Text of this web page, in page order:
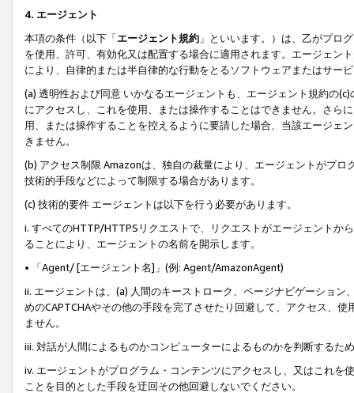
4. エージェント
本項の条件（以下「エージェント規約 」といいます。）は、乙がプロ
を使用、許可、有効化又は配置する場合に適用されます。エージェン
により、自律的または半自律的な行動をとるソフトウェアまたはサー
(a) 透明性および同意 いかなるエージェントも、エージェント規約の
にアクセスし、これを使用、または操作することはできません。さら
用、または操作することを控えるように要請した場合、当該エージェ
きません。
(b) アクセス制限 Amazonは、独自の裁量により、エージェントがプ
技術的手段などによって制限する場合があります。
(c) 技術的要件 エージェントは以下を行う必要があります。
i. すべてのHTTP/HTTPSリクエストで、リクエストがエージェントか
ることにより、エージェントの名前を開示します。
• 「Agent/ [エージェント名]」(例: Agent/AmazonAgent)
ii. エージェントは、(a) 人間のキーストローク、ページナビゲーショ
めのCAPTCHAやその他の手段を完了させたり回避して、アクセス、
ません。
iii. 対話が人間によるものかコンピューターによるものかを判断するた
iv. エージェントがプログラム・コンテンツにアクセスし、又はこれ
ことを目的とした手段を迂回その他回避しないでください。